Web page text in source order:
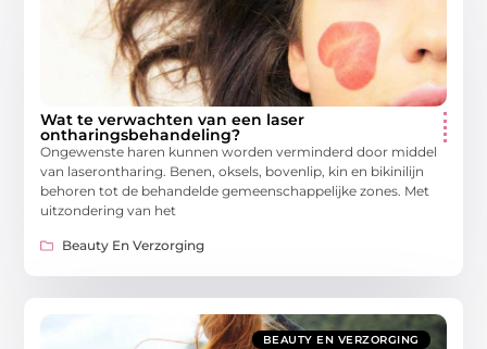
Wat te verwachten van een laser
ontharingsbehandeling?
Ongewenste haren kunnen worden verminderd door middel
van laserontharing. Benen, oksels, bovenlip, kin en bikinilijn
behoren tot de behandelde gemeenschappelijke zones. Met
uitzondering van het
Beauty En Verzorging
BEAUTY EN VERZORGING